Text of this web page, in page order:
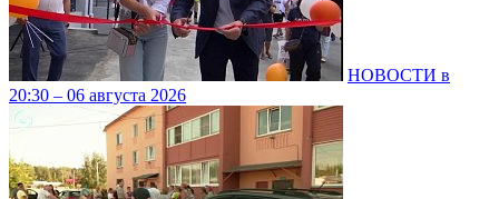
НОВОСТИ в
20:30 – 06 августа 2026